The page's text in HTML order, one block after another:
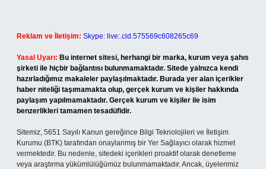
Reklam ve İletişim: Skype: live:.cid.575569c608265c69
Yasal Uyarı: Bu internet sitesi, herhangi bir marka, kurum veya şahıs
şirketi ile hiçbir bağlantısı bulunmamaktadır. Sitede yalnızca kendi
hazırladığımız makaleler paylaşılmaktadır. Burada yer alan içerikler
haber niteliği taşımamakta olup, gerçek kurum ve kişiler hakkında
paylaşım yapılmamaktadır. Gerçek kurum ve kişiler ile isim
benzerlikleri tamamen tesadüfidir.
Sitemiz, 5651 Sayılı Kanun gereğince Bilgi Teknolojileri ve İletişim
Kurumu (BTK) tarafından onaylanmış bir Yer Sağlayıcı olarak hizmet
vermektedir. Bu nedenle, sitedeki içerikleri proaktif olarak denetleme
veya araştırma yükümlülüğümüz bulunmamaktadır. Ancak, üyelerimiz